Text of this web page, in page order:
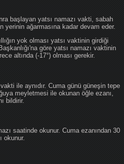
başlayan yatsı namazı vakti, sabah
yerinin ağarmasına kadar devam eder.
yok olması yatsı vaktinin girdiği
göre yatsı namazı vaktinin
altında (-17°) olması gerekir.
ile aynıdır. Cuma günü güneşin tepe
meyletmesi ile okunan öğle ezanı,
bildirir.
saatinde okunur. Cuma ezanından 30
okunur.